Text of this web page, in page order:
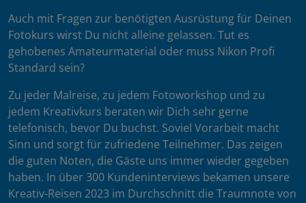
Auch mit Fragen zur benötigten Ausrüstung für Deinen
Fotokurs wirst Du nicht alleine gelassen. Tut es
gehobenes Amateurmaterial oder muss Nikon Profi
Standard sein?
Zu jeder Malreise, zu jedem Fotoworkshop und zu
jedem Kreativkurs beraten wir Dich sehr gerne
telefonisch, bevor Du buchst. Soviel Vorarbeit macht
Sinn und sorgt für zufriedene Teilnehmer. Das zeigen
die guten Noten, die Gäste uns immer wieder gegeben
haben. In über 300 Kundeninterviews bekamen unsere
Kreativ-Reisen 2023 im Durchschnitt die Traumnote von